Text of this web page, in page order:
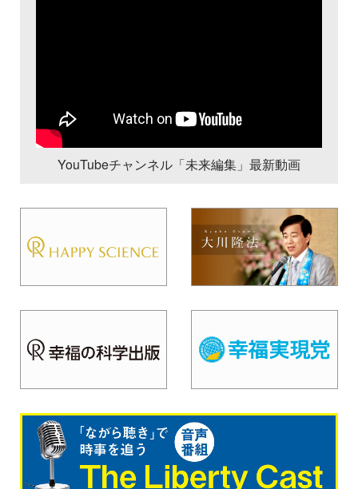
YouTubeチャンネル「未来編集」最新動画